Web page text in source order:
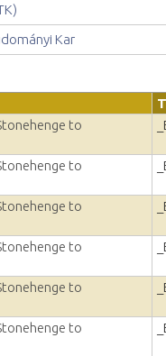
Kar
to
to
to
to
to
to